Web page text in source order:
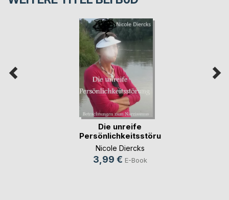
Die unreife
Persönlichkeitsstörung
Nicole Diercks
3,99 € E-Book